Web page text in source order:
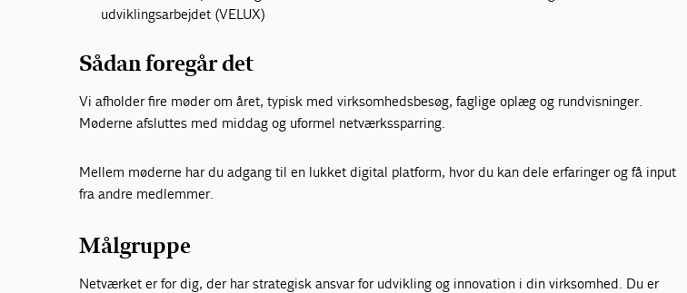
udviklingsarbejdet (VELUX)
Sådan foregår det
Vi afholder fire møder om året, typisk med virksomhedsbesøg, faglige oplæg og rundvisninger.
Møderne afsluttes med middag og uformel netværkssparring.
Mellem møderne har du adgang til en lukket digital platform, hvor du kan dele erfaringer og få input
fra andre medlemmer.
Målgruppe
Netværket er for dig, der har strategisk ansvar for udvikling og innovation i din virksomhed. Du er